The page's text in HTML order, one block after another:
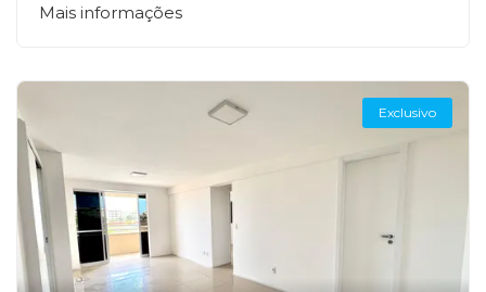
Mais informações
Exclusivo